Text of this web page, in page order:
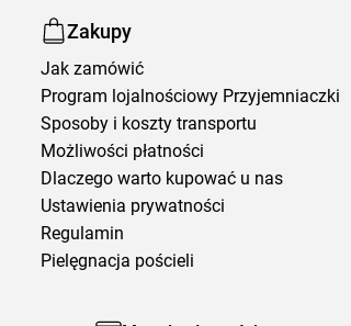
Zakupy
Jak zamówić
Program lojalnościowy Przyjemniaczki
Sposoby i koszty transportu
Możliwości płatności
Dlaczego warto kupować u nas
Ustawienia prywatności
Regulamin
Pielęgnacja pościeli